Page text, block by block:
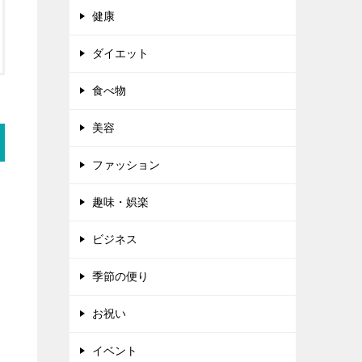
健康
ダイエット
食べ物
美容
ファッション
趣味・娯楽
ビジネス
季節の便り
お祝い
イベント